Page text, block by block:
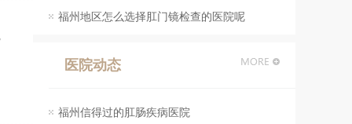
直肠恶变
福州地区怎么选择肛门镜检查的医院呢
医院动态
福州信得过的肛肠疾病医院